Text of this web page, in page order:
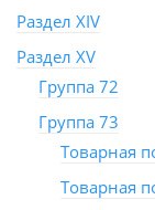
Раздел XIV
Раздел XV
Группа 72
Группа 73
Товарная
Товарная